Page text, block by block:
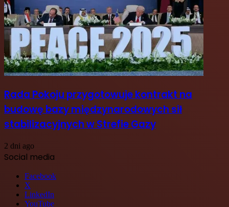
Rada Pokoju przygotowuje kontrakt na
budowę bazy międzynarodowych sił
stabilizacyjnych w Strefie Gazy
2 dni ago
Social media
Facebook
X
LinkedIn
YouTube